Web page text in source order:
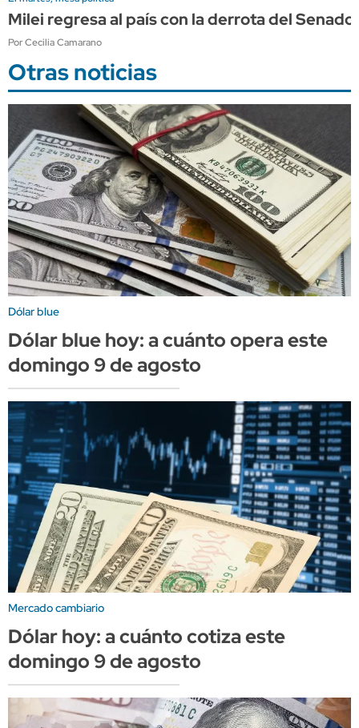
Milei regresa al país con la derrota del
Por Cecilia Camarano
Otras noticias
Dólar blue
Dólar blue hoy: a cuánto opera este
domingo 9 de agosto
Mercado cambiario
Dólar hoy: a cuánto cotiza este
domingo 9 de agosto